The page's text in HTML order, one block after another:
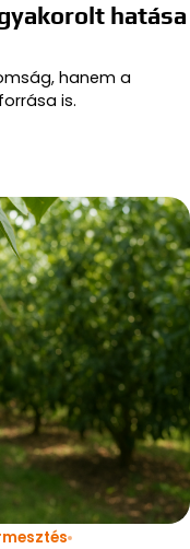
hatása
hanem a
is.